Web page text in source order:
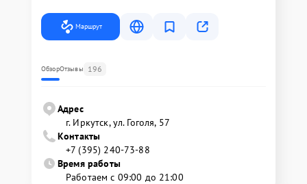
Маршрут
ОбзорОтзывы 196
Адрес
г. Иркутск, ул. ​Гоголя, 57
Контакты
+7 (395) 240-73-88
Время работы
Работаем с 09:00 до 21:00